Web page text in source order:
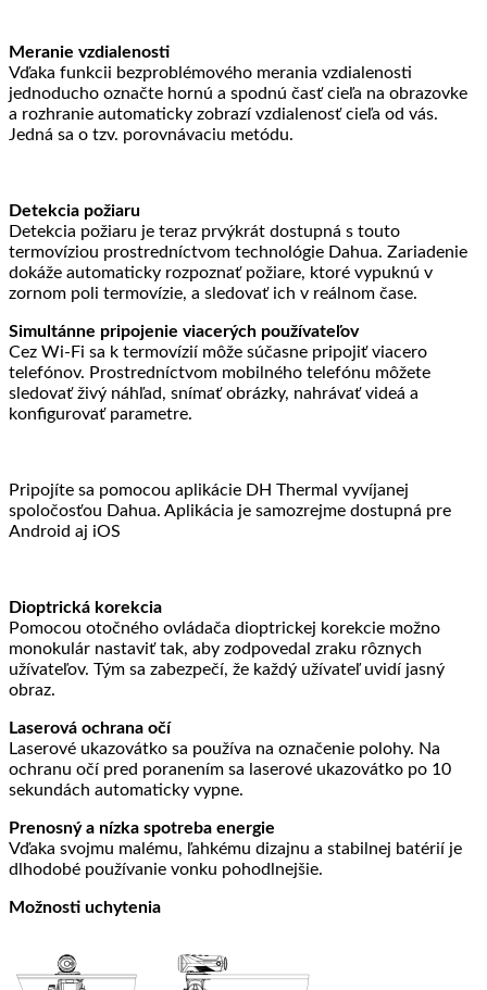
Meranie vzdialenosti
Vďaka funkcii bezproblémového merania vzdialenosti
jednoducho označte hornú a spodnú časť cieľa na obrazovke
a rozhranie automaticky zobrazí vzdialenosť cieľa od vás.
Jedná sa o tzv. porovnávaciu metódu.
Detekcia požiaru
Detekcia požiaru je teraz prvýkrát dostupná s touto
termovíziou prostredníctvom technológie Dahua. Zariadenie
dokáže automaticky rozpoznať požiare, ktoré vypuknú v
zornom poli termovízie, a sledovať ich v reálnom čase.
Simultánne pripojenie viacerých používateľov
Cez Wi-Fi sa k termovízií môže súčasne pripojiť viacero
telefónov. Prostredníctvom mobilného telefónu môžete
sledovať živý náhľad, snímať obrázky, nahrávať videá a
konfigurovať parametre.
Pripojíte sa pomocou aplikácie DH Thermal vyvíjanej
spoločosťou Dahua. Aplikácia je samozrejme dostupná pre
Android aj iOS
Dioptrická korekcia
Pomocou otočného ovládača dioptrickej korekcie možno
monokulár nastaviť tak, aby zodpovedal zraku rôznych
užívateľov. Tým sa zabezpečí, že každý užívateľ uvidí jasný
obraz.
Laserová ochrana očí
Laserové ukazovátko sa používa na označenie polohy. Na
ochranu očí pred poranením sa laserové ukazovátko po 10
sekundách automaticky vypne.
Prenosný a nízka spotreba energie
Vďaka svojmu malému, ľahkému dizajnu a stabilnej batérií je
dlhodobé používanie vonku pohodlnejšie.
Možnosti uchytenia